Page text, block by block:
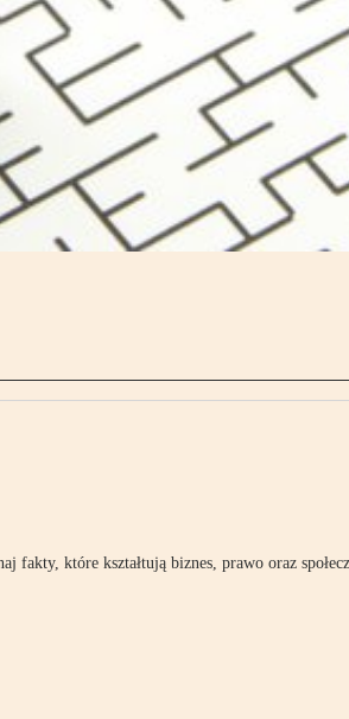
które kształtują biznes, prawo oraz